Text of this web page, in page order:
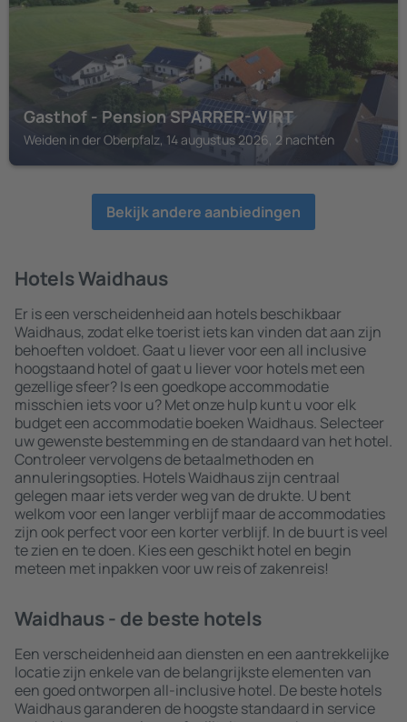
Gasthof - Pension SPARRER-WIRT
Weiden in der Oberpfalz, 14 augustus 2026, 2 nachten
Bekijk andere aanbiedingen
Hotels Waidhaus
Er is een verscheidenheid aan hotels beschikbaar
Waidhaus, zodat elke toerist iets kan vinden dat aan zijn
behoeften voldoet. Gaat u liever voor een all inclusive
hoogstaand hotel of gaat u liever voor hotels met een
gezellige sfeer? Is een goedkope accommodatie
misschien iets voor u? Met onze hulp kunt u voor elk
budget een accommodatie boeken Waidhaus. Selecteer
uw gewenste bestemming en de standaard van het hotel.
Controleer vervolgens de betaalmethoden en
annuleringsopties. Hotels Waidhaus zijn centraal
gelegen maar iets verder weg van de drukte. U bent
welkom voor een langer verblijf maar de accommodaties
zijn ook perfect voor een korter verblijf. In de buurt is veel
te zien en te doen. Kies een geschikt hotel en begin
meteen met inpakken voor uw reis of zakenreis!
Waidhaus - de beste hotels
Een verscheidenheid aan diensten en een aantrekkelijke
locatie zijn enkele van de belangrijkste elementen van
een goed ontworpen all-inclusive hotel. De beste hotels
Waidhaus garanderen de hoogste standaard in service